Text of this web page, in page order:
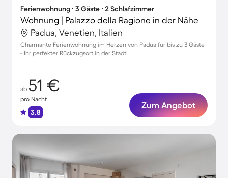
Ferienwohnung ∙ 3 Gäste ∙ 2 Schlafzimmer
Wohnung | Palazzo della Ragione in der Nähe
Padua, Venetien, Italien
Charmante Ferienwohnung im Herzen von Padua für bis zu 3 Gäste
- Ihr perfekter Rückzugsort in der Stadt!
ab 51 €
pro Nacht
3.8
Zum Angebot